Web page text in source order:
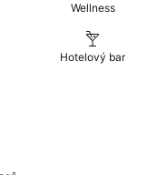
Wellness
Hotelový bar